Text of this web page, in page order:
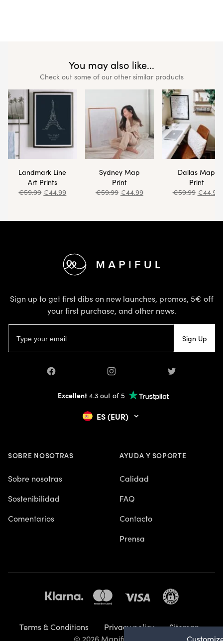
You may also like...
Check out some of our other similar products
Landmark Line
Art Prints
€59.99 €44.99
Sydney Map
Print
€59.99 €44.99
Dallas Map
Print
€59.99 €44.99
Sign up to get first dibs on new launches, promos, 5€ off
your first purchase, and other news.
Sign Up
Facebook Instagram Twitter
Excellent4.3 out of 5
ES (EUR)
SOBRE NOSOTRAS
Sobre nosotras
Sostenibilidad
Comentarios
AYUDA Y SOPORTE
Calidad
FAQ
Contacto
Prensa
Terms & Conditions Privacy policy
Sitemap
© 2026 Mapiful AB